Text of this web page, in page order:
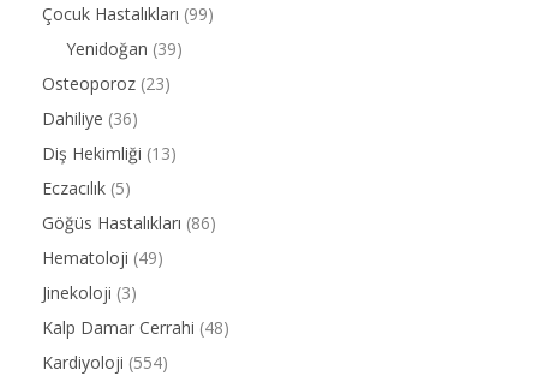
Çocuk Hastalıkları (99)
Yenidoğan (39)
Osteoporoz (23)
Dahiliye (36)
Diş Hekimliği (13)
Eczacılık (5)
Göğüs Hastalıkları (86)
Hematoloji (49)
Jinekoloji (3)
Kalp Damar Cerrahi (48)
Kardiyoloji (554)